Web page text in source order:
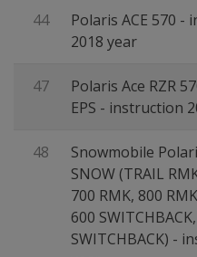
44
Polaris ACE 570 -
2018 year
47
Polaris Ace RZR
EPS - instruction
48
Snowmobile
SNOW (TRAIL
700 RMK, 800
600
SWITCHBACK) -